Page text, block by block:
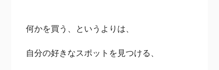
何かを買う、というよりは、
自分の好きなスポットを見つける、